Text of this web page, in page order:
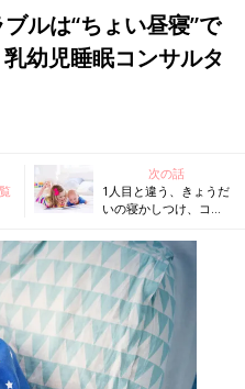
ルは“ちょい昼寝”で
幼児睡眠コンサルタ
次の話
1人目と違う、きょうだ
いの寝かしつけ、コツ
てもいい方法は？【米
国IPHI公認・乳幼児睡
眠コンサルタント】